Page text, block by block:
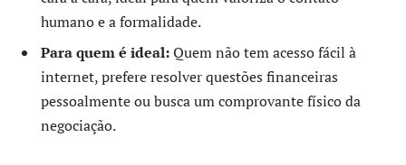
humano e a formalidade.
Para quem é ideal:Quem não tem acesso fácil à
internet, prefere resolver questões financeiras
pessoalmente ou busca um comprovante físico da
negociação.